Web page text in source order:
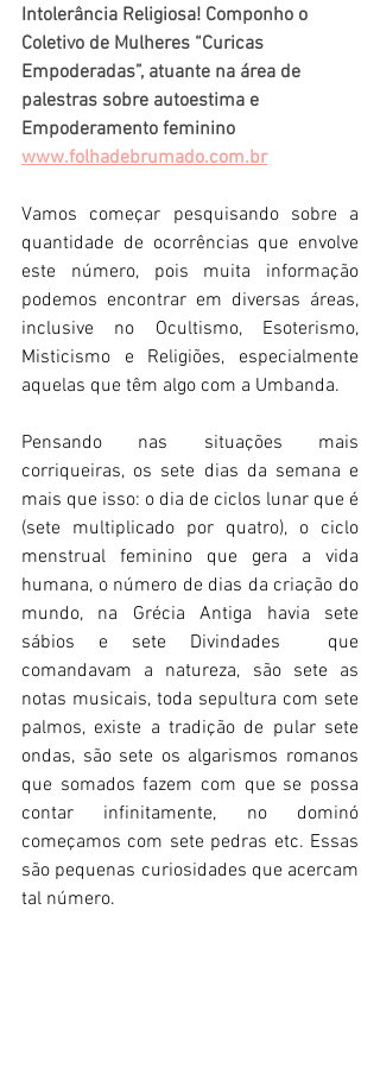
Intolerância Religiosa! Componho o
Coletivo de Mulheres “Curicas
Empoderadas”, atuante na área de
palestras sobre autoestima e
Empoderamento feminino
www.folhadebrumado.com.br
Vamos começar pesquisando sobre a
quantidade de ocorrências que envolve
este número, pois muita informação
podemos encontrar em diversas áreas,
inclusive no Ocultismo, Esoterismo,
Misticismo e Religiões, especialmente
aquelas que têm algo com a Umbanda.
Pensando nas situações mais
corriqueiras, os sete dias da semana e
mais que isso: o dia de ciclos lunar que é
(sete multiplicado por quatro), o ciclo
menstrual feminino que gera a vida
humana, o número de dias da criação do
mundo, na Grécia Antiga havia sete
sábios e sete Divindades  que
comandavam a natureza, são sete as
notas musicais, toda sepultura com sete
palmos, existe a tradição de pular sete
ondas, são sete os algarismos romanos
que somados fazem com que se possa
contar infinitamente, no dominó
começamos com sete pedras etc. Essas
são pequenas curiosidades que acercam
tal número.